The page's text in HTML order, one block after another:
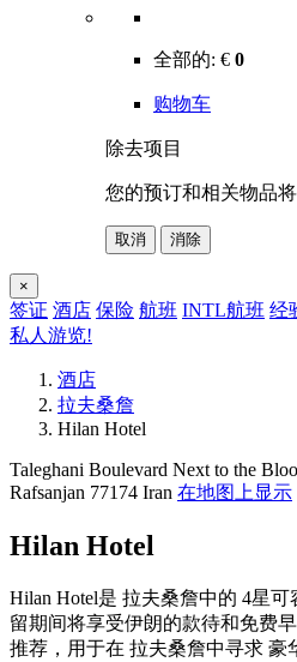
全部的: € 0
购物车
除去项目
您的预订和相关物品将
取消 消除
×
签证 酒店 保险 航班 INTL航班 经
私人游览!
酒店
拉夫桑詹
Hilan Hotel
Taleghani Boulevard Next to the
Rafsanjan 77174 Iran 在地图上显示
Hilan Hotel
Hilan Hotel是 拉夫桑詹中的 4星
留期间将享受伊朗的款待和免费早
推荐，用于在 拉夫桑詹中寻求 豪